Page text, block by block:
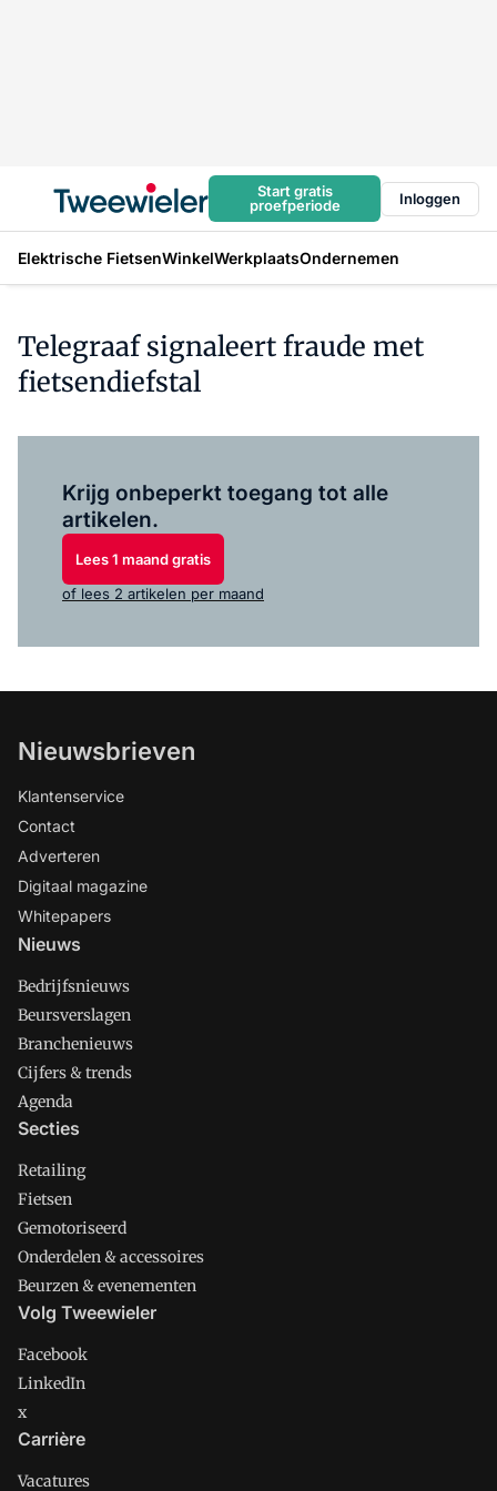
Start gratis
proefperiode
Inloggen
Elektrische FietsenWinkelWerkplaatsOndernemen
Telegraaf signaleert fraude met
fietsendiefstal
Krijg onbeperkt toegang tot alle
artikelen.
Lees 1 maand gratis
of lees 2 artikelen per maand
Nieuwsbrieven
Klantenservice
Contact
Adverteren
Digitaal magazine
Whitepapers
Nieuws
Bedrijfsnieuws
Beursverslagen
Branchenieuws
Cijfers & trends
Agenda
Secties
Retailing
Fietsen
Gemotoriseerd
Onderdelen & accessoires
Beurzen & evenementen
Volg Tweewieler
Facebook
LinkedIn
x
Carrière
Vacatures